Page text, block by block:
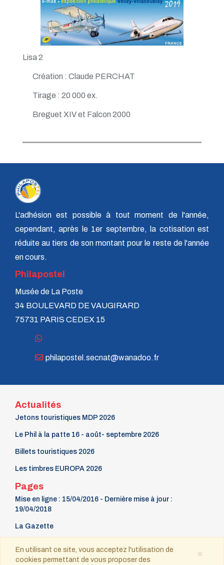
Lisa 2
Création : Claude PERCHAT
Tirage : 20 000 ex.
Breguet XIV et Falcon 2000
L'adhésion est possible à tout moment de l'année,
cependant, après le 1er septembre, la cotisation est
réduite au tiers de son montant pour le reste de l'année
en cours.
Philapostel
Musée de La Poste
34 BOULEVARD DE VAUGIRARD
75731 PARIS CEDEX 15
philapostel.secnat@wanadoo.fr
Actualités
Jetons touristiques MDP 2026
Le Phil à la patte 16 - août- septembre 2026
Billets touristiques 2026
Les timbres EUROPA 2026
Pages
Mise en ligne : 15/04/2016 - Dernière mise à jour :
19/04/2018
La Gazette
Contact
×
En utilisant ce site, vous acceptez l'utilisation de
cookies permettant de vous proposer des